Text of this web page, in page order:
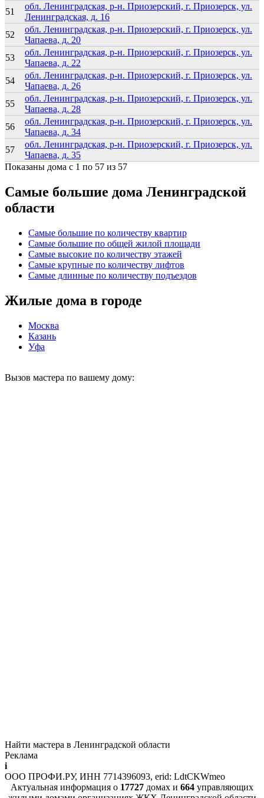
51
обл. Ленинградская, р-н. Приозерский, г. Приозерск, ул.
Ленинградская, д. 16
52
обл. Ленинградская, р-н. Приозерский, г. Приозерск, ул.
Чапаева, д. 20
53
обл. Ленинградская, р-н. Приозерский, г. Приозерск, ул.
Чапаева, д. 22
54
обл. Ленинградская, р-н. Приозерский, г. Приозерск, ул.
Чапаева, д. 26
55
обл. Ленинградская, р-н. Приозерский, г. Приозерск, ул.
Чапаева, д. 28
56
обл. Ленинградская, р-н. Приозерский, г. Приозерск, ул.
Чапаева, д. 34
57
обл. Ленинградская, р-н. Приозерский, г. Приозерск, ул.
Чапаева, д. 35
Показаны дома с 1 по 57 из 57
Самые большие дома Ленинградской
области
Самые большие по количеству квартир
Самые большие по общей жилой площади
Самые высокие по количеству этажей
Самые крупные по количеству лифтов
Самые длинные по количеству подъездов
Жилые дома в городе
Москва
Казань
Уфа
Вызов мастера по вашему дому:
Найти мастера в Ленинградской области
Реклама
i
ООО ПРОФИ.РУ, ИНН 7714396093, erid: LdtCKWmeo
Актуальная информация о 17727 домах и 664 управляющих